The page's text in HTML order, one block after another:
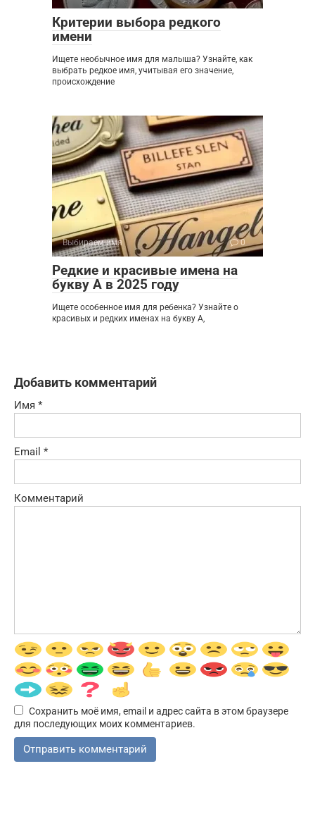
Критерии выбора редкого
имени
Ищете необычное имя для малыша? Узнайте, как
выбрать редкое имя, учитывая его значение,
происхождение
Выбираем имя 0
Редкие и красивые имена на
букву А в 2025 году
Ищете особенное имя для ребенка? Узнайте о
красивых и редких именах на букву А,
Добавить комментарий
Имя *
Email *
Комментарий
Сохранить моё имя, email и адрес сайта в этом браузере
для последующих моих комментариев.